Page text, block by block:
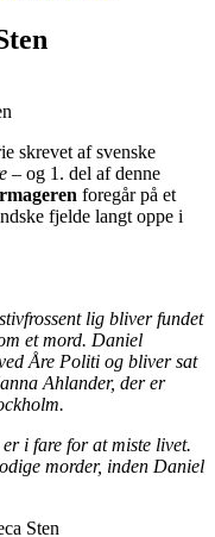
skrevet af svenske
– og 1. del af denne
foregår på et
fjelde langt oppe i
lig bliver fundet
et mord. Daniel
Åre Politi og bliver sat
Ahlander, der er
i fare for at miste livet.
morder, inden Daniel